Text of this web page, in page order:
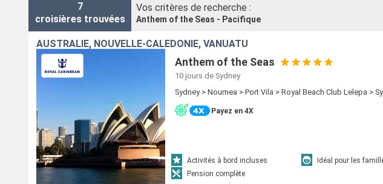
7
croisières trouvées
Vos critères de recherche :
Anthem of the Seas - Pacifique
AUSTRALIE, NOUVELLE-CALÉDONIE, VANUATU
Anthem of the Seas
10 jours de Sydney
Sydney > Noumea > Port Vila > Royal Beach Club Lelepa >
Payez en 4X
Activités à bord incluses
Idéal pour les
Pension complète